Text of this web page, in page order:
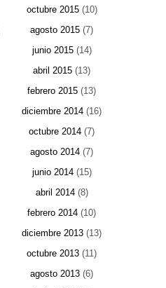
octubre 2015(10)
agosto 2015 (7)
junio 2015(14)
abril 2015 (13)
febrero 2015 (13)
diciembre 2014 (16)
octubre 2014 (7)
agosto 2014 (7)
junio 2014(15)
abril 2014(8)
febrero 2014 (10)
diciembre 2013 (13)
octubre 2013 (11)
agosto 2013 (6)